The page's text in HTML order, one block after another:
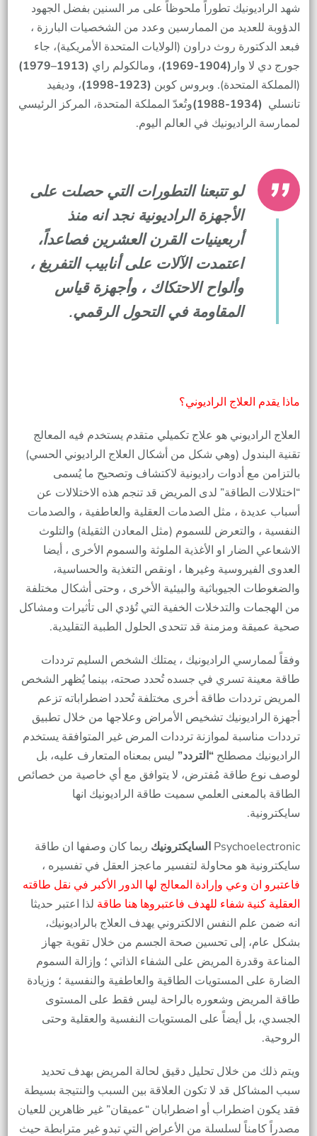
شهد الراديونيك تطوراً ملحوظاً على مر السنين بفضل الجهود
الدؤوبة للعديد من الممارسين وعدد من الشخصيات البارزة ،
فبعد الدكتورة روث دراون (الولايات المتحدة الأمريكية)، جاء
جورج دي لا وار (1904-1969) ، ومالكولم راي (1913–1979)
(المملكة المتحدة). وبروس كوبن (1923-1998)
، وديفيد
تانسلي (1934-1988)
وتُعدّ المملكة المتحدة، المركز الرئيسي
لممارسة الراديونيك في العالم اليوم.
لو تتبعنا التطورات التي حصلت على
الأجهزة الراديونية نجد انه منذ
أربعينيات القرن العشرين فصاعداً،
اعتمدت الآلات على أنابيب التفريغ ،
وألواح الاحتكاك ، وأجهزة قياس
المقاومة في التحول الرقمي.
ماذا يقدم العلاج الراديوني؟
العلاج الراديوني هو علاج تكميلي متقدم يستخدم فيه المعالج
تقنية البندول (وهي شكل من أشكال العلاج الراديوني الحسي)
بالتزامن مع أدوات راديونية لاكتشاف وتصحيح ما يُسمى
“اختلالات الطاقة” لدى المريض قد تنجم هذه الاختلالات عن
أسباب عديدة ، مثل الصدمات العقلية والعاطفية ، والصدمات
النفسية ، والتعرض للسموم (مثل المعادن الثقيلة) والتلوث
الاشعاعي الضار او الأغذية الملوثة والسموم الأخرى ، أيضا
العدوى الفيروسية وغيرها ، اونقص التغذية والحساسية،
والضغوطات الجيوباثية والبيئية الأخرى ، وحتى أشكال مختلفة
من الهجمات والتدخلات الخفية التي تُؤدي الى تأثيرات ومشاكل
صحية عميقة ومزمنة قد تتحدى الحلول الطبية التقليدية.
وفقاً لممارسي الراديونيك ، يمتلك الشخص السليم ترددات
طاقة معينة تسري في جسده تُحدد صحته، بينما يُظهر الشخص
المريض ترددات طاقة أخرى مختلفة تُحدد اضطراباته تزعم
أجهزة الراديونيك تشخيص الأمراض وعلاجها من خلال تطبيق
ترددات مناسبة لموازنة ترددات المرض غير المتوافقة يستخدم
الراديونيك مصطلح “التردد”ليس بمعناه المتعارف عليه، بل
لوصف نوع طاقة مُفترض، لا يتوافق مع أي خاصية من خصائص
الطاقة بالمعنى العلمي سميت طاقة الراديونيك انها
سايكترونية.
Psychoelectronic السايكترونيك ربما كان وصفها ان طاقة
سايكترونية هو محاولة لتفسير ماعجز العقل في تفسيره ،
فاعتبرو ان وعي وإرادة المعالج لها الدور الأكبر في نقل طاقته
العقلية كنية شفاء للهدف فاعتبروها هنا طاقة لذا اعتبر حديثا
انه ضمن علم النفس الالكتروني يهدف العلاج بالراديونيك،
بشكل عام، إلى تحسين صحة الجسم من خلال تقوية جهاز
المناعة وقدرة المريض على الشفاء الذاتي ؛ وإزالة السموم
الضارة على المستويات الطاقية والعاطفية والنفسية ؛ وزيادة
طاقة المريض وشعوره بالراحة ليس فقط على المستوى
الجسدي، بل أيضاً على المستويات النفسية والعقلية وحتى
الروحية.
ويتم ذلك من خلال تحليل دقيق لحالة المريض بهدف تحديد
سبب المشاكل قد لا تكون العلاقة بين السبب والنتيجة بسيطة
فقد يكون اضطراب أو اضطرابان “عميقان” غير ظاهرين للعيان
مصدراً كامناً لسلسلة من الأعراض التي تبدو غير مترابطة حيث